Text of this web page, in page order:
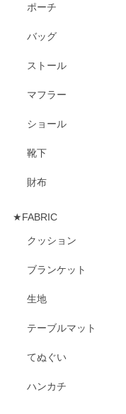
ポーチ
バッグ
ストール
マフラー
ショール
靴下
財布
★FABRIC
クッション
ブランケット
生地
テーブルマット
てぬぐい
ハンカチ